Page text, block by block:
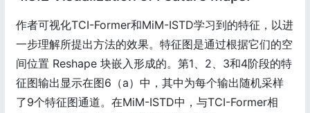
作者可视化TCI-Former和MiM-ISTD学习到的特征，以进
一步理解所提出方法的效果。特征图是通过根据它们的空
间位置 Reshape 块嵌入形成的。第1、2、3和4阶段的特
征图输出显示在图6（a）中，其中为每个输出随机采样
了9个特征图通道。在MiM-ISTD中，与TCI-Former相